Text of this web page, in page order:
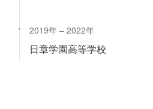
2019年 2022年
日章学園高等学校